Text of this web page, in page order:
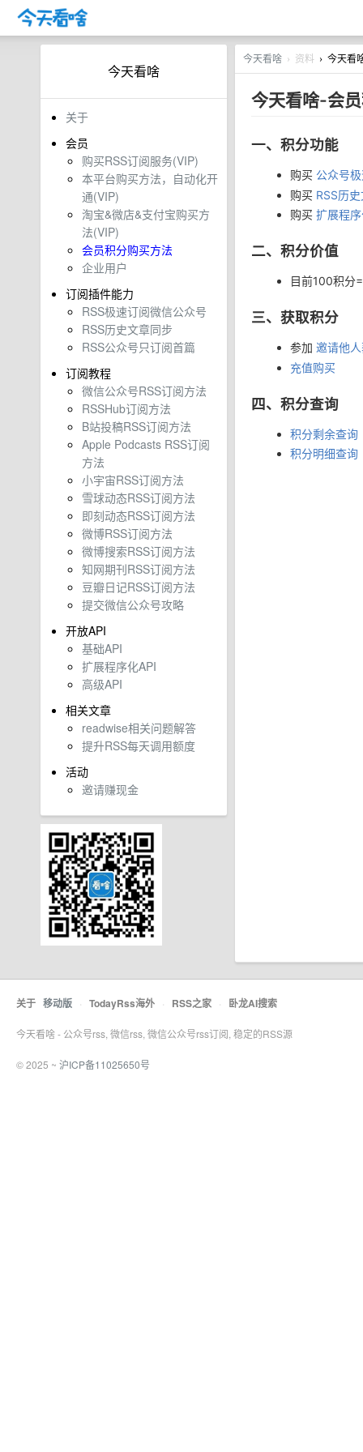
今天看啥
关于
会员
购买RSS订阅服务(VIP)
本平台购买方法，自动化开
通(VIP)
淘宝&微店&支付宝购买方
法(VIP)
会员积分购买方法
企业用户
订阅插件能力
RSS极速订阅微信公众号
RSS历史文章同步
RSS公众号只订阅首篇
订阅教程
微信公众号RSS订阅方法
RSSHub订阅方法
B站投稿RSS订阅方法
Apple Podcasts RSS订阅
方法
小宇宙RSS订阅方法
雪球动态RSS订阅方法
即刻动态RSS订阅方法
微博RSS订阅方法
微博搜索RSS订阅方法
知网期刊RSS订阅方法
豆瓣日记RSS订阅方法
提交微信公众号攻略
开放API
基础API
扩展程序化API
高级API
相关文章
readwise相关问题解答
提升RSS每天调用额度
活动
邀请赚现金
今天看啥 › 资料 › 今天看
今天看啥-会
一、积分功能
购买 公众号
购买 RSS历
购买 扩展程
二、积分价值
目前100积分
三、获取积分
参加 邀请他
充值购买
四、积分查询
积分剩余查询
积分明细查询
关于 移动版 · TodayRss海外 · RSS之家 · 卧龙AI搜索
今天看啥 - 公众号rss, 微信rss, 微信公众号rss订阅, 稳定的RSS源
© 2025 ~ 沪ICP备11025650号